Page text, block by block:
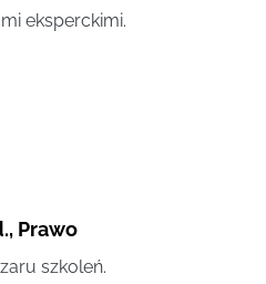
eksperckimi.
, Prawo
szkoleń.